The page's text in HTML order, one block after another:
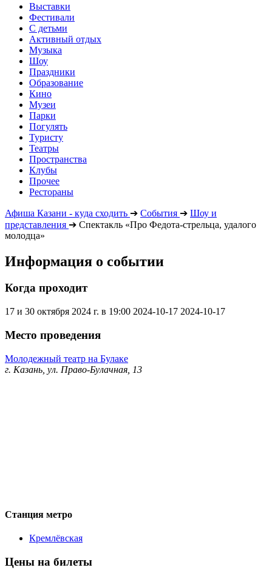
Выставки
Фестивали
С детьми
Активный отдых
Музыка
Шоу
Праздники
Образование
Кино
Музеи
Парки
Погулять
Туристу
Театры
Пространства
Клубы
Прочее
Рестораны
Афиша Казани - куда сходить ➔ События ➔ Шоу и
представления ➔ Спектакль «Про Федота-стрельца, удалого
молодца»
Информация о событии
Когда проходит
17 и 30 октября 2024 г. в 19:00 2024-10-17 2024-10-17
Место проведения
Молодежный театр на Булаке
г. Казань, ул. Право-Булачная, 13
Станция метро
Кремлёвская
Цены на билеты